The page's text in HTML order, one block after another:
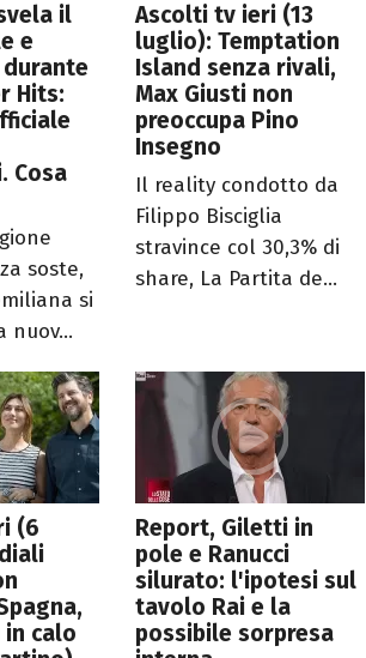
il
e
durante
Hits:
Cosa
soste,
si
nuov...
Ascolti tv ieri (13
luglio): Temptation
Island senza rivali,
Max Giusti non
preoccupa Pino
Insegno
Il reality condotto da
Filippo Bisciglia
stravince col 30,3% di
share, La Partita de...
(6
calo
Report, Giletti in
pole e Ranucci
silurato: l'ipotesi sul
tavolo Rai e la
possibile sorpresa